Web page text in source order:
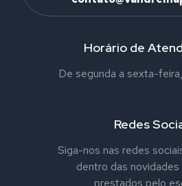
Horário de
De segunda a sexta-
Redes
Siga-nos nas redes
dentro das
prestados pelo